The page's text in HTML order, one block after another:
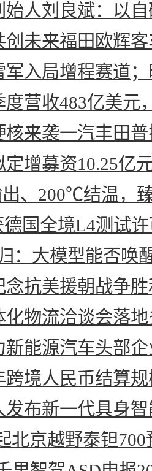
始人刘良斌：以
创未来福田欧辉
军入局增程赛道
营收483亿美元
核来袭一汽丰田
增募资10.25亿
出、200℃结温，
德国全境L4测试
：大模型能否唤
念抗美援朝战争
化物流洽谈会落
新能源汽车头部
跨境人民币结算
发布新一代具身
北京越野泰钽